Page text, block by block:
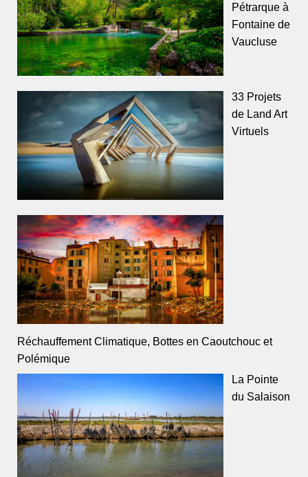
Pétrarque à
Fontaine de
Vaucluse
33 Projets
de Land Art
Virtuels
Réchauffement Climatique, Bottes en Caoutchouc et
Polémique
La Pointe
du Salaison